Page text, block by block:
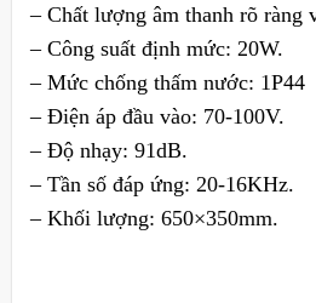
– Chất lượng âm thanh rõ ràng
– Công suất định mức: 20W.
– Mức chống thấm nước: 1P44
– Điện áp đầu vào: 70-100V.
– Độ nhạy: 91dB.
– Tần số đáp ứng: 20-16KHz.
– Khối lượng: 650×350mm.